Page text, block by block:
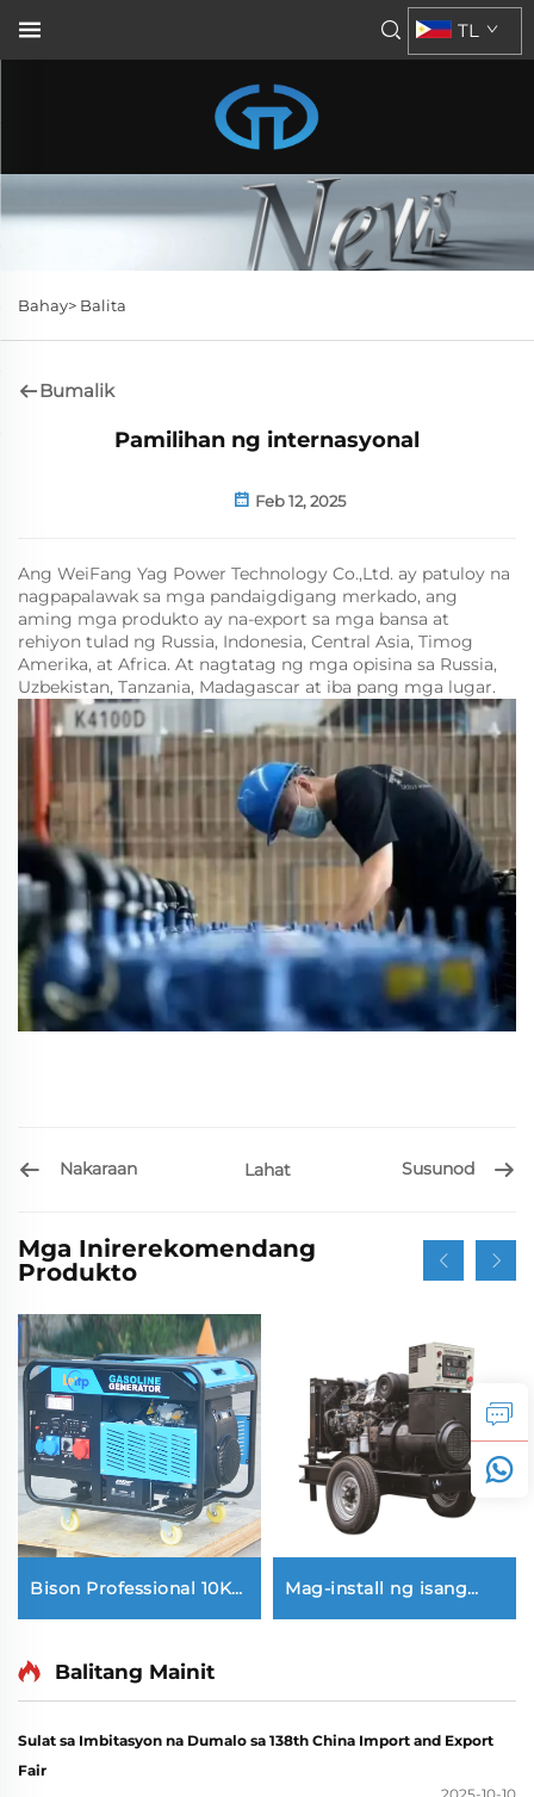
TL
Bahay> Balita
Bumalik
Pamilihan ng internasyonal
Feb 12, 2025
Ang WeiFang Yag Power Technology Co.,Ltd. ay patuloy na
nagpapalawak sa mga pandaigdigang merkado, ang
aming mga produkto ay na-export sa mga bansa at
rehiyon tulad ng Russia, Indonesia, Central Asia, Timog
Amerika, at Africa. At nagtatag ng mga opisina sa Russia,
Uzbekistan, Tanzania, Madagascar at iba pang mga lugar.
Nakaraan Lahat Susunod
Mga Inirerekomendang
Produkto
Bison Professional 10Kw
1000W Petrol Gasoline
110V 220V 380V 50Hz
Mag-install ng isang
mobile trailer type
Balitang Mainit
Sulat sa Imbitasyon na Dumalo sa 138th China Import and Export
Fair